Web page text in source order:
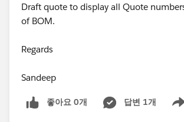
Draft quote to display all Quote
of BOM.
Regards
Sandeep
좋아요 0개 답변 1개